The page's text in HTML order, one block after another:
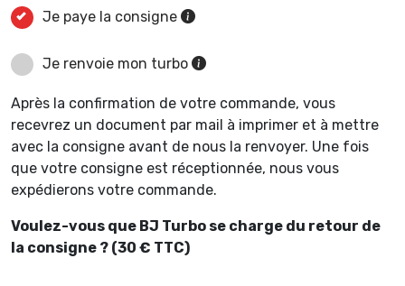
Je paye la consigne
Je renvoie mon turbo
Après la confirmation de votre commande, vous
recevrez un document par mail à imprimer et à mettre
avec la consigne avant de nous la renvoyer. Une fois
que votre consigne est réceptionnée, nous vous
expédierons votre commande.
Voulez-vous que BJ Turbo se charge du retour de
la consigne ? (30 € TTC)